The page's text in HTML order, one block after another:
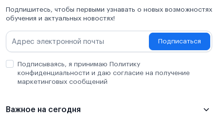
Подпишитесь, чтобы первыми узнавать о новых возможностях
обучения и актуальных новостях!
Подписаться
Подписываясь, я принимаю Политику
конфиденциальности и даю согласие на получение
маркетинговых сообщений
Важное на сегодня